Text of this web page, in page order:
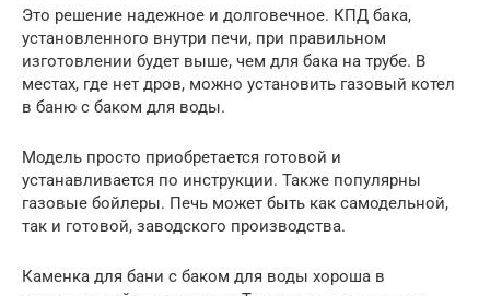
Это решение надежное и долговечное. КПД бака,
установленного внутри печи, при правильном
изготовлении будет выше, чем для бака на трубе. В
местах, где нет дров, можно установить газовый котел
в баню с баком для воды.
Модель просто приобретается готовой и
устанавливается по инструкции. Также популярны
газовые бойлеры. Печь может быть как самодельной,
так и готовой, заводского производства.
Каменка для бани с баком для воды хороша в